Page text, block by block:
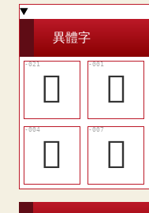
異體字
󱋇 𠈇
󱊽
𡖕